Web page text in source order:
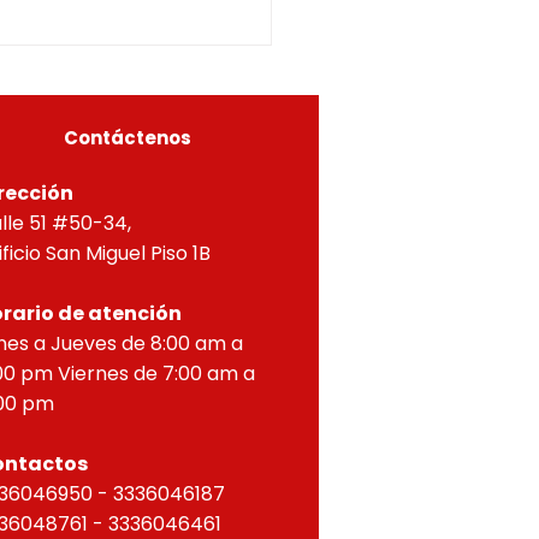
concordantes, hace
que según ra
Contáctenos
51 #50-34,
San Miguel Piso 1B
de atención
a Jueves de 8:00 am a
pm Viernes de 7:00 am a
pm
- 3336046187
- 3336046461